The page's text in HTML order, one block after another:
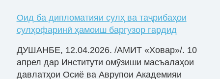
Оид ба дипломатияи сулҳ ва таҷрибаҳои
сулҳофаринӣ ҳамоиш баргузор гардид
ДУШАНБЕ, 12.04.2026. /АМИТ «Ховар»/. 10
апрел дар Институти омӯзиши масъалаҳои
давлатҳои Осиё ва Аврупои Академияи